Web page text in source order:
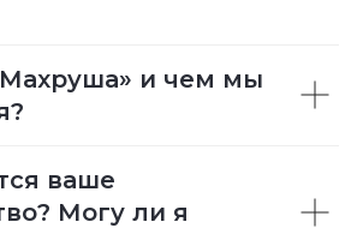
и чем мы
ваше
Могу ли я